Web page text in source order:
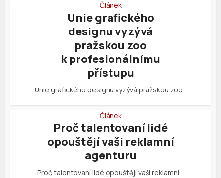
Článek
Unie grafického
designu vyzývá
pražskou zoo
k profesionálnímu
přístupu
Unie grafického designu vyzývá pražskou zoo…
Článek
Proč talentovaní lidé
opouštějí vaši reklamní
agenturu
Proč talentovaní lidé opouštějí vaši reklamní…